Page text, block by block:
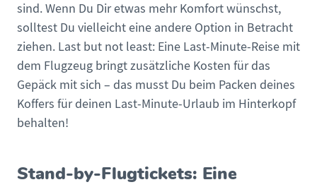
sind. Wenn Du Dir etwas mehr Komfort wünschst,
solltest Du vielleicht eine andere Option in Betracht
ziehen. Last but not least: Eine Last-Minute-Reise mit
dem Flugzeug bringt zusätzliche Kosten für das
Gepäck mit sich – das musst Du beim Packen deines
Koffers für deinen Last-Minute-Urlaub im Hinterkopf
behalten!
Stand-by-Flugtickets: Eine